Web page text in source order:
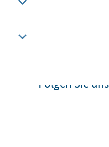
Folgen Sie uns